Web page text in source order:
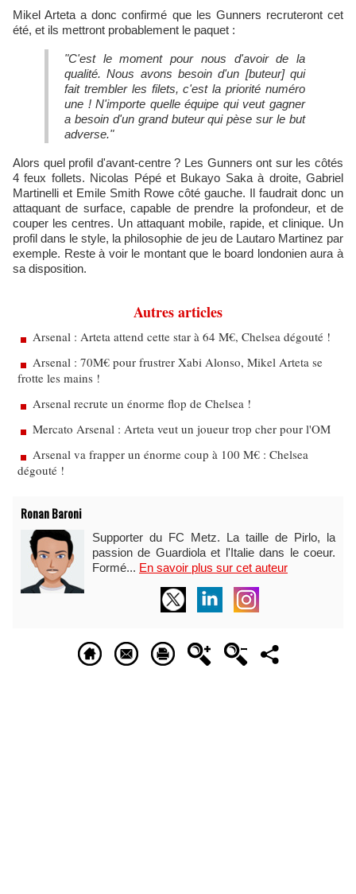
Mikel Arteta a donc confirmé que les Gunners recruteront cet
été, et ils mettront probablement le paquet :
"C'est le moment pour nous d'avoir de la
qualité. Nous avons besoin d'un [buteur] qui
fait trembler les filets, c'est la priorité numéro
une ! N'importe quelle équipe qui veut gagner
a besoin d'un grand buteur qui pèse sur le but
adverse."
Alors quel profil d'avant-centre ? Les Gunners ont sur les côtés
4 feux follets. Nicolas Pépé et Bukayo Saka à droite, Gabriel
Martinelli et Emile Smith Rowe côté gauche. Il faudrait donc un
attaquant de surface, capable de prendre la profondeur, et de
couper les centres. Un attaquant mobile, rapide, et clinique. Un
profil dans le style, la philosophie de jeu de Lautaro Martinez par
exemple. Reste à voir le montant que le board londonien aura à
sa disposition.
Autres articles
Arsenal : Arteta attend cette star à 64 M€, Chelsea dégouté !
Arsenal : 70M€ pour frustrer Xabi Alonso, Mikel Arteta se
frotte les mains !
Arsenal recrute un énorme flop de Chelsea !
Mercato Arsenal : Arteta veut un joueur trop cher pour l'OM
Arsenal va frapper un énorme coup à 100 M€ : Chelsea
dégouté !
Ronan Baroni
Supporter du FC Metz. La taille de Pirlo, la
passion de Guardiola et l'Italie dans le coeur.
Formé... En savoir plus sur cet auteur